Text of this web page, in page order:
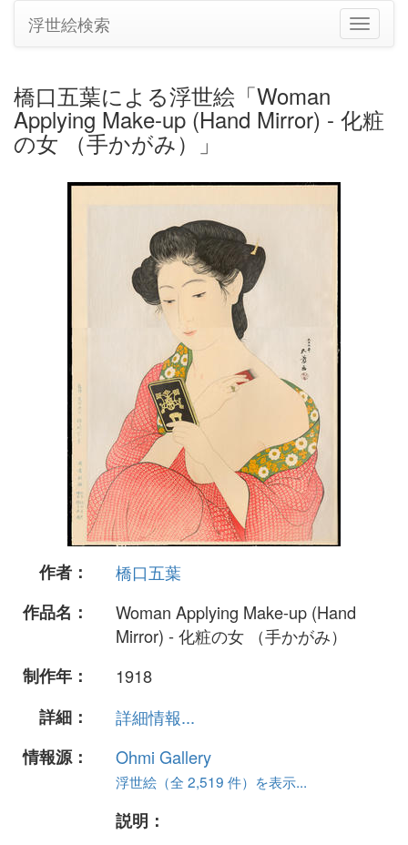
ナ
ビ
ョ
ン
浮世絵検索
橋口五葉による浮世絵「Woman
Applying Make-up (Hand Mirror) - 化粧
の女 （手かがみ）」
作者：
橋口五葉
作品名：
Woman Applying Make-up (Hand
Mirror) - 化粧の女 （手かがみ）
制作年：
1918
詳細：
詳細情報...
情報源：
Ohmi Gallery
浮世絵（全 2,519 件）を表示...
説明：